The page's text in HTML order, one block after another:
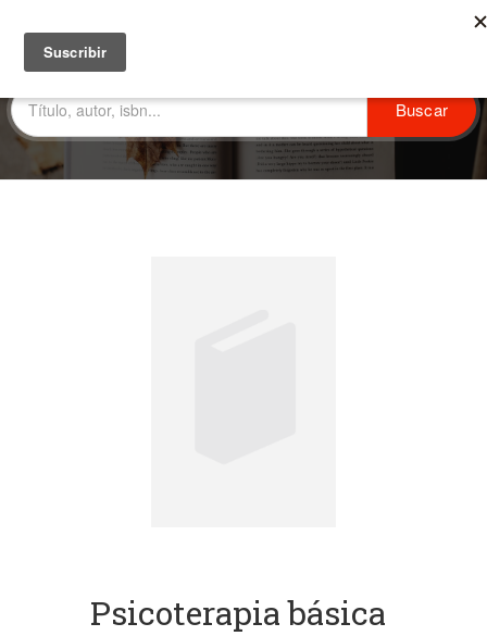
Psicoterapia básica